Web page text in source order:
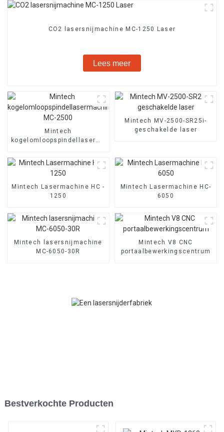
CO2 lasersnijmachine MC-1250 Laser
Lees meer
Mintech
kogelomloopspindellasermachine
Mintech MV-2500-SR25i-
geschakelde laser
Mintech Lasermachine HC -
1250
Mintech Lasermachine HC-
6050
Mintech lasersnijmachine
MC-6050-30R
Mintech V8 CNC
portaalbewerkingscentrum
Bestverkochte Producten